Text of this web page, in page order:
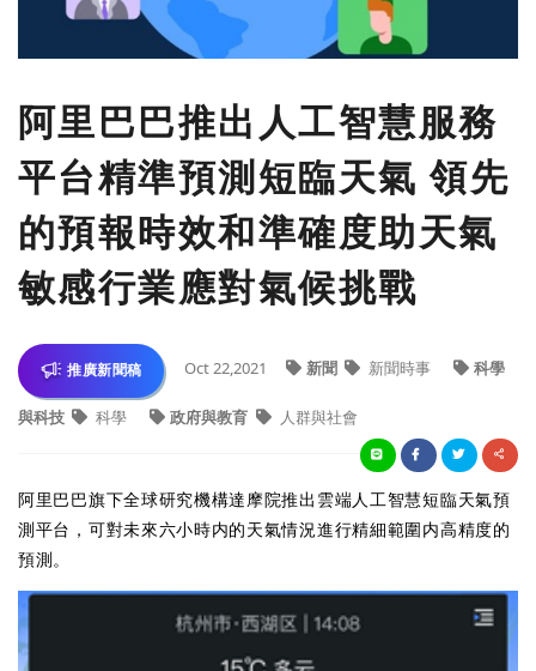
阿里巴巴推出人工智慧服務
平台精準預測短臨天氣 領先
的預報時效和準確度助天氣
敏感行業應對氣候挑戰
推廣新聞稿 Oct 22,2021 新聞 新聞時事 科學
與科技 科學 政府與教育 人群與社會
阿里巴巴旗下全球研究機構達摩院推出雲端人工智慧短臨天氣預
測平台，可對未來六小時内的天氣情況進行精細範圍内高精度的
預測。